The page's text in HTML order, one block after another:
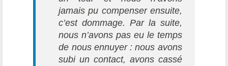
jamais pu compenser ensuite,
c’est dommage. Par la suite,
nous n’avons pas eu le temps
de nous ennuyer : nous avons
subi un contact, avons cassé